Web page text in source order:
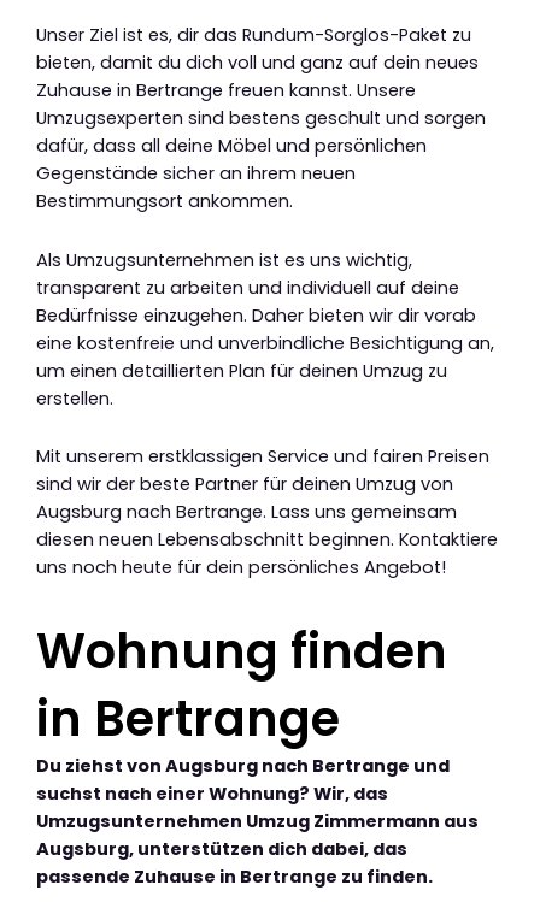
Unser Ziel ist es, dir das Rundum-Sorglos-Paket zu
bieten, damit du dich voll und ganz auf dein neues
Zuhause in Bertrange freuen kannst. Unsere
Umzugsexperten sind bestens geschult und sorgen
dafür, dass all deine Möbel und persönlichen
Gegenstände sicher an ihrem neuen
Bestimmungsort ankommen.
Als Umzugsunternehmen ist es uns wichtig,
transparent zu arbeiten und individuell auf deine
Bedürfnisse einzugehen. Daher bieten wir dir vorab
eine kostenfreie und unverbindliche Besichtigung an,
um einen detaillierten Plan für deinen Umzug zu
erstellen.
Mit unserem erstklassigen Service und fairen Preisen
sind wir der beste Partner für deinen Umzug von
Augsburg nach Bertrange. Lass uns gemeinsam
diesen neuen Lebensabschnitt beginnen. Kontaktiere
uns noch heute für dein persönliches Angebot!
Wohnung finden
in Bertrange
Du ziehst von Augsburg nach Bertrange und
suchst nach einer Wohnung? Wir, das
Umzugsunternehmen Umzug Zimmermann aus
Augsburg, unterstützen dich dabei, das
passende Zuhause in Bertrange zu finden.